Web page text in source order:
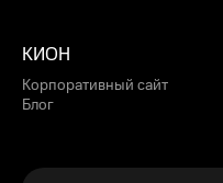
КИОН
Корпоративный сайт
Блог